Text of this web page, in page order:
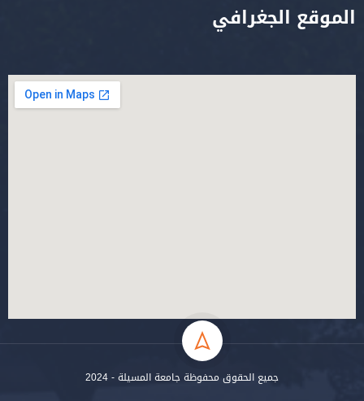
الموقع الجغرافي
جميع الحقوق محفوظة جامعة المسيلة - 2024